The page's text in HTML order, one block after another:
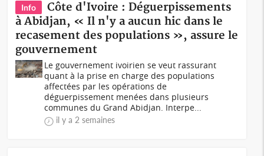
Info
Côte d'Ivoire : Déguerpissements
à Abidjan, « Il n'y a aucun hic dans le
recasement des populations », assure le
gouvernement
Le gouvernement ivoirien se veut rassurant
quant à la prise en charge des populations
affectées par les opérations de
déguerpissement menées dans plusieurs
communes du Grand Abidjan. Interpe...
il y a 2 semaines